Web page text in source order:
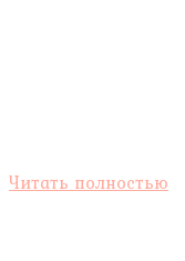
Читать полностью